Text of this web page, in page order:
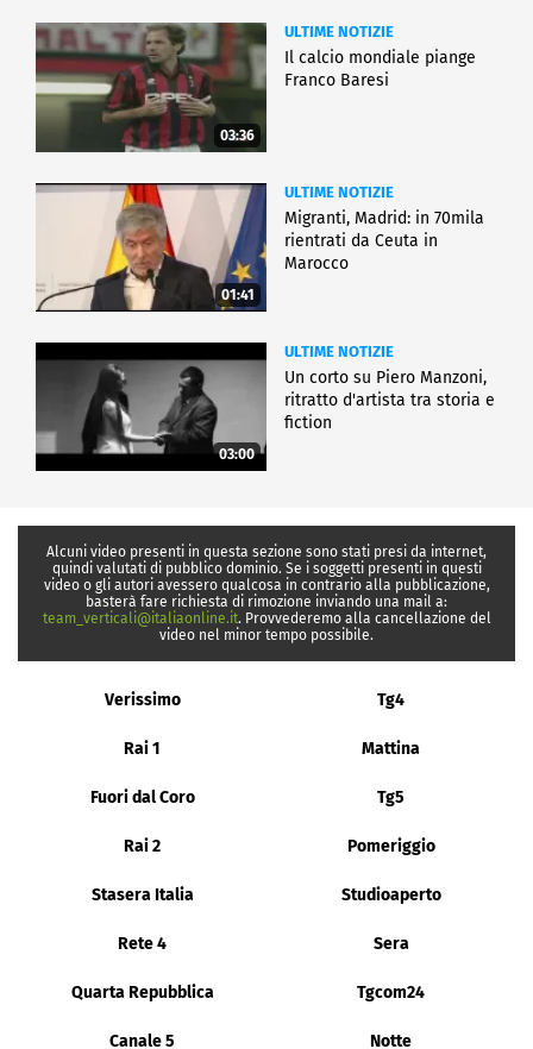
03:36
ULTIME NOTIZIE
Il calcio mondiale piange
Franco Baresi
01:41
ULTIME NOTIZIE
Migranti, Madrid: in 70mila
rientrati da Ceuta in
Marocco
03:00
ULTIME NOTIZIE
Un corto su Piero Manzoni,
ritratto d'artista tra storia e
fiction
Alcuni video presenti in questa sezione sono stati presi da internet,
quindi valutati di pubblico dominio. Se i soggetti presenti in questi
video o gli autori avessero qualcosa in contrario alla pubblicazione,
basterà fare richiesta di rimozione inviando una mail a:
team_verticali@italiaonline.it. Provvederemo alla cancellazione del
video nel minor tempo possibile.
Verissimo Tg4
Rai 1 Mattina
Fuori dal Coro Tg5
Rai 2 Pomeriggio
Stasera Italia Studioaperto
Rete 4 Sera
Quarta Repubblica Tgcom24
Canale 5 Notte